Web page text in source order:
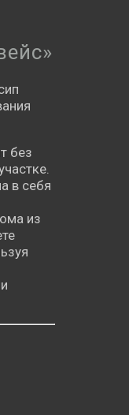
без
в себя
из